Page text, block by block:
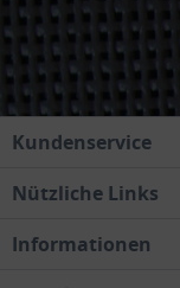
Kundenservice
Nützliche Links
Informationen